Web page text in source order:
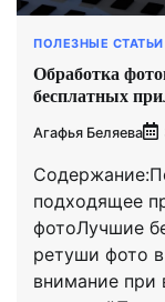
ПОЛЕЗНЫЕ СТАТЬИ
Обработка
бесплатных
Агафья Беляева
подходящее
фотоЛучшие
ретуши фото
внимание при